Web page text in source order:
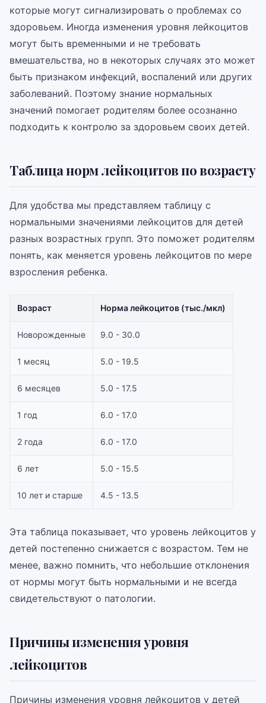
которые могут сигнализировать о проблемах со
здоровьем. Иногда изменения уровня лейкоцитов
могут быть временными и не требовать
вмешательства, но в некоторых случаях это может
быть признаком инфекций, воспалений или других
заболеваний. Поэтому знание нормальных
значений помогает родителям более осознанно
подходить к контролю за здоровьем своих детей.
Таблица норм лейкоцитов по возрасту
Для удобства мы представляем таблицу с
нормальными значениями лейкоцитов для детей
разных возрастных групп. Это поможет родителям
понять, как меняется уровень лейкоцитов по мере
взросления ребенка.
Возраст Норма лейкоцитов (тыс./мкл)
Новорожденные 9.0 - 30.0
1 месяц 5.0 - 19.5
6 месяцев 5.0 - 17.5
1 год 6.0 - 17.0
2 года 6.0 - 17.0
6 лет 5.0 - 15.5
10 лет и старше 4.5 - 13.5
Эта таблица показывает, что уровень лейкоцитов у
детей постепенно снижается с возрастом. Тем не
менее, важно помнить, что небольшие отклонения
от нормы могут быть нормальными и не всегда
свидетельствуют о патологии.
Причины изменения уровня
лейкоцитов
Причины изменения уровня лейкоцитов у детей